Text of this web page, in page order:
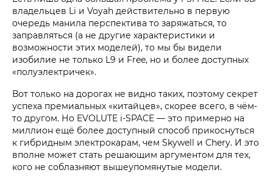
владельцев Li и Voyah действительно в первую
очередь манила перспектива то заряжаться, то
заправляться (а не другие характеристики и
возможности этих моделей), то мы бы видели
изобилие не только L9 и Free, но и более доступных
«полуэлектричек».
Вот только на дорогах не видно таких, поэтому секрет
успеха премиальных «китайцев», скорее всего, в чём-
то другом. Но EVOLUTE i‑SPACE — это примерно на
миллион ещё более доступный способ прикоснуться
к гибридным электрокарам, чем Skywell и Chery. И это
вполне может стать решающим аргументом для тех,
кого не соблазняют вышеупомянутые модели.